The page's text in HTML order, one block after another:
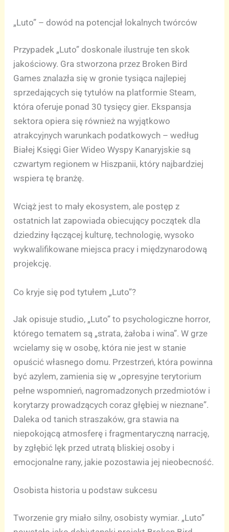
„Luto” – dowód na potencjał lokalnych twórców
Przypadek „Luto” doskonale ilustruje ten skok
jakościowy. Gra stworzona przez Broken Bird
Games znalazła się w gronie tysiąca najlepiej
sprzedających się tytułów na platformie Steam,
która oferuje ponad 30 tysięcy gier. Ekspansja
sektora opiera się również na wyjątkowo
atrakcyjnych warunkach podatkowych – według
Białej Księgi Gier Wideo Wyspy Kanaryjskie są
czwartym regionem w Hiszpanii, który najbardziej
wspiera tę branżę.
Wciąż jest to mały ekosystem, ale postęp z
ostatnich lat zapowiada obiecujący początek dla
dziedziny łączącej kulturę, technologię, wysoko
wykwalifikowane miejsca pracy i międzynarodową
projekcję.
Co kryje się pod tytułem „Luto”?
Jak opisuje studio, „Luto” to psychologiczne horror,
którego tematem są „strata, żałoba i wina”. W grze
wcielamy się w osobę, która nie jest w stanie
opuścić własnego domu. Przestrzeń, która powinna
być azylem, zamienia się w „opresyjne terytorium
pełne wspomnień, nagromadzonych przedmiotów i
korytarzy prowadzących coraz głębiej w nieznane”.
Daleka od tanich straszaków, gra stawia na
niepokojącą atmosferę i fragmentaryczną narrację,
by zgłębić lęk przed utratą bliskiej osoby i
emocjonalne rany, jakie pozostawia jej nieobecność.
Osobista historia u podstaw sukcesu
Tworzenie gry miało silny, osobisty wymiar. „Luto”